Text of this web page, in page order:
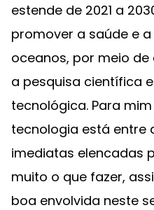
estende de 2021 a
promover a saúde e
oceanos, por meio
a pesquisa científica
tecnológica. Para
tecnologia está entre
imediatas elencadas
muito o que fazer,
boa envolvida neste